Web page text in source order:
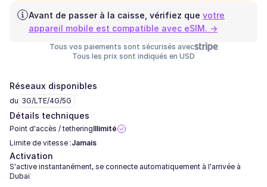
Avant de passer à la caisse, vérifiez que votre
appareil mobile est compatible avec eSIM. →
Tous vos paiements sont sécurisés avec
Tous les prix sont indiqués en USD
Réseaux disponibles
du 3G/LTE/4G/5G
Détails techniques
Point d'accès / tetheringIllimité
Limite de vitesse :Jamais
Activation
S'active instantanément, se connecte automatiquement à l'arrivée à
Dubaï